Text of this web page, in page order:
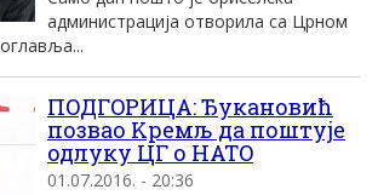
администрација отворила са Црном
ПOДГOРИЦA: Ђукановић
позвао Kремљ да поштуjе
одлуку ЦГ о НATO
01.07.2016. - 20:36